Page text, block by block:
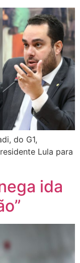
do G1,
Lula para
ida